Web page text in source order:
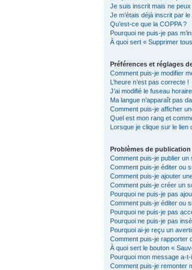
Je suis inscrit mais ne
Je m’étais déjà inscrit par
Qu’est-ce que la COPPA ?
Pourquoi ne puis-je pas
À quoi sert « Supprimer
Préférences et réglages
Comment puis-je modifier
L’heure n’est pas correcte !
J’ai modifié le fuseau
Ma langue n’apparaît pas
Comment puis-je afficher
Quel est mon rang et
Lorsque je clique sur le lien
Problèmes de publication
Comment puis-je publier un
Comment puis-je éditer ou
Comment puis-je ajouter
Comment puis-je créer un
Pourquoi ne puis-je pas
Comment puis-je éditer ou
Pourquoi ne puis-je pas
Pourquoi ne puis-je pas
Pourquoi ai-je reçu un
Comment puis-je rapporter
À quoi sert le bouton «
Pourquoi mon message a-
Comment puis-je remonter